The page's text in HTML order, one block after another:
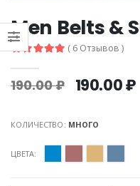
Men Belts &
( 6 Отзывов )
190.00 ₽ 190.00 ₽
КОЛИЧЕСТВО: МНОГО
ЦВЕТА: